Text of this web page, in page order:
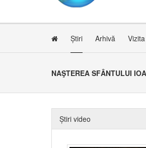
Știri Arhivă
NAŞTEREA SFÂNTULUI
Știri video